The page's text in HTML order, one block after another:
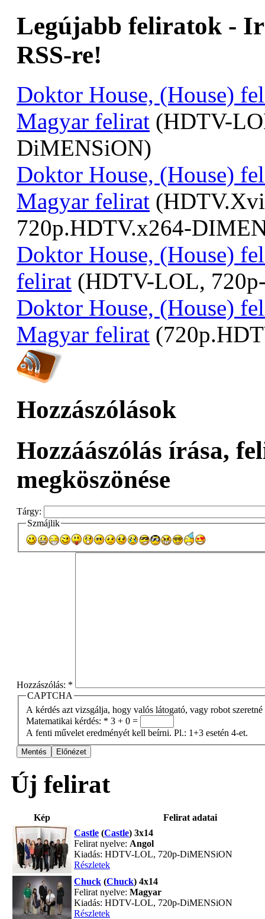
Legújabb feliratok -
RSS-re!
Doktor House, (House)
Magyar felirat (HDTV-
DiMENSiON)
Doktor House, (House)
Magyar felirat
720p.HDTV.x264-
Doktor House, (House)
felirat (HDTV-LOL,
Doktor House, (House)
Magyar felirat
Hozzászólások
Hozzáászólás írása,
megköszönése
Tárgy:
Szmájlik
Hozzászólás: *
CAPTCHA
A kérdés azt vizsgálja, hogy valós látogató, vagy robot
Matematikai kérdés: * 3 + 0 =
A fenti művelet eredményét kell beírni. Pl.: 1+3 esetén 4-et.
Új felirat
Kép
Felirat adatai
Castle (Castle) 3x14
Felirat nyelve: Angol
Kiadás: HDTV-LOL, 720p-DiMENSiON
Részletek
Chuck (Chuck) 4x14
Felirat nyelve: Magyar
Kiadás: HDTV-LOL, 720p-DiMENSiON
Részletek